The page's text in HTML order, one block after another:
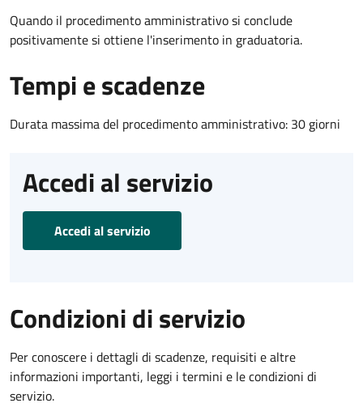
Quando il procedimento amministrativo si conclude
positivamente si ottiene l'inserimento in graduatoria.
Tempi e scadenze
Durata massima del procedimento amministrativo: 30 giorni
Accedi al servizio
Accedi al servizio
Condizioni di servizio
Per conoscere i dettagli di scadenze, requisiti e altre
informazioni importanti, leggi i termini e le condizioni di
servizio.